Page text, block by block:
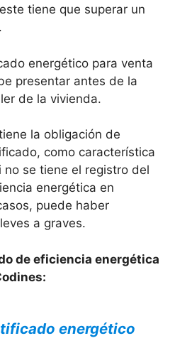
tiene que superar un
energético para venta
presentar antes de la
de la vivienda.
la obligación de
como característica
no se tiene el registro del
energética en
puede haber
a graves.
de eficiencia energética
energético